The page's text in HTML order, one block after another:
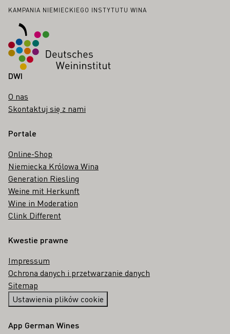
Stopka
KAMPANIA NIEMIECKIEGO INSTYTUTU WINA
DWI
O nas
Skontaktuj się z nami
Portale
Online-Shop
Niemiecka Królowa Wina
Generation Riesling
Weine mit Herkunft
Wine in Moderation
Clink Different
Kwestie prawne
Impressum
Ochrona danych i przetwarzanie danych
Sitemap
Ustawienia plików cookie
App German Wines